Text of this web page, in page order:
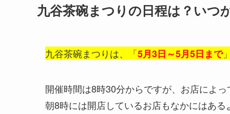
九谷茶碗まつりの日程は？いつ
九谷茶碗まつりは、「5月3日～5月5日まで
開催時間は8時30分からですが、お店によっ
朝8時には開店しているお店もなかにはある